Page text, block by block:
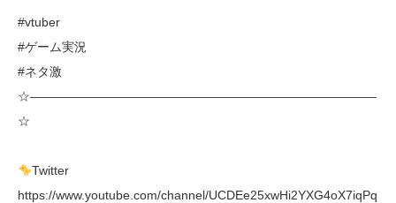
#vtuber
#ゲーム実況
#ネタ激
☆――――――――――――――――――――――――――――
☆
Twitter
https://www.youtube.com/channel/UCDEe25xwHi2YXG4oX7iqPq